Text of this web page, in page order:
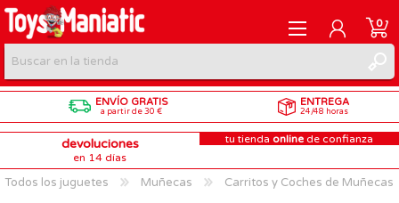
REGISTRARME
INICIAR SESIÓN
0
ENVÍO GRATIS
a partir de 30 €
ENTREGA
24/48 horas
devoluciones
en 14 días
tu tienda online de confianza
Todos los juguetes Muñecas Carritos y Coches de Muñecas